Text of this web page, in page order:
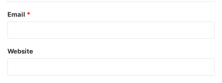
Email *
Website